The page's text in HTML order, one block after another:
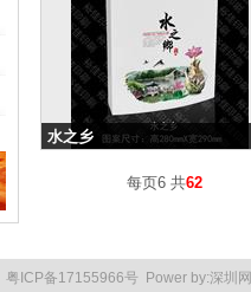
水之乡
每页6 共62
粤ICP备17155966号 Power by:深圳